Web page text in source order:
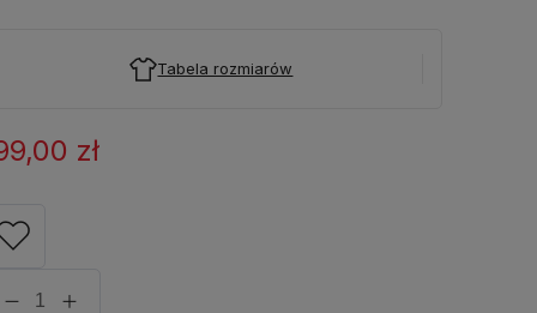
Tabela rozmiarów
zł